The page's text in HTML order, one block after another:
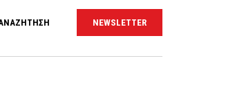
NEWSLETTER